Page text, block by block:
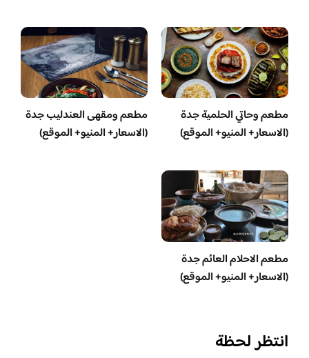
مطعم وحاتي الحلمية جدة
(الاسعار+ المنيو+ الموقع)
مطعم ومقهى العندليب جدة
(الاسعار+ المنيو+ الموقع)
مطعم الاحلام العائم جدة
(الاسعار+ المنيو+ الموقع)
انتظر لحظة